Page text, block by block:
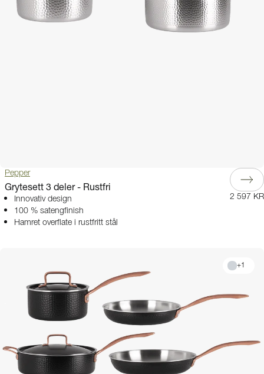
Pepper
Grytesett 3 deler - Rustfri
Innovativ design
100 % satengfinish
Hamret overflate i rustfritt stål
2 597 KR
+1